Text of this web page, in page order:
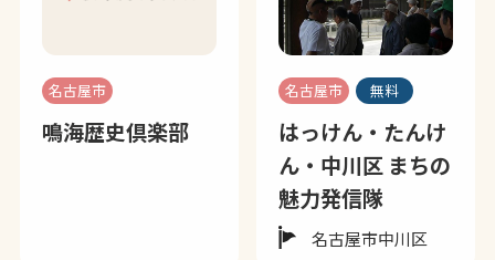
名古屋市
鳴海歴史倶楽部
名古屋市 無料
はっけん・たんけ
ん・中川区 まちの
魅力発信隊
名古屋市中川区